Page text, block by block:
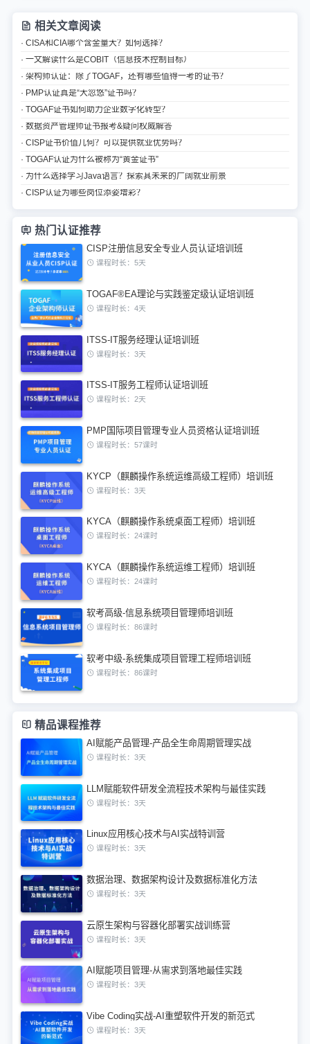
相关文章阅读
· CISA和CIA哪个含金量大？如何选择？
· 一文解读什么是COBIT（信息技术控制目标）
· 架构师认证：除了TOGAF，还有哪些值得一考的证书？
· PMP认证真是“大忽悠”证书吗？
· TOGAF证书如何助力企业数字化转型？
· 数据资产管理师证书报考&疑问权威解答
· CISP证书价值几何？可以提供就业优势吗？
· TOGAF认证为什么被称为“黄金证书”
· 为什么选择学习Java语言？探索其未来的广阔就业前景
· CISP认证为哪些岗位添姿增彩？
热门认证推荐
CISP注册信息安全专业人员认证培训班
课程时长：5天
TOGAF®EA理论与实践鉴定级认证培训班
课程时长：4天
ITSS-IT服务经理认证培训班
课程时长：3天
ITSS-IT服务工程师认证培训班
课程时长：2天
PMP国际项目管理专业人员资格认证培训班
课程时长：57课时
KYCP（麒麟操作系统运维高级工程师）培训班
课程时长：3天
KYCA（麒麟操作系统桌面工程师）培训班
课程时长：24课时
KYCA（麒麟操作系统运维工程师）培训班
课程时长：24课时
软考高级-信息系统项目管理师培训班
课程时长：86课时
软考中级-系统集成项目管理工程师培训班
课程时长：86课时
精品课程推荐
AI赋能产品管理-产品全生命周期管理实战
课程时长：3天
LLM赋能软件研发全流程技术架构与最佳实践
课程时长：3天
Linux应用核心技术与AI实战特训营
课程时长：3天
数据治理、数据架构设计及数据标准化方法
课程时长：3天
云原生架构与容器化部署实战训练营
课程时长：3天
AI赋能项目管理-从需求到落地最佳实践
课程时长：3天
Vibe Coding实战-AI重塑软件开发的新范式
课程时长：3天